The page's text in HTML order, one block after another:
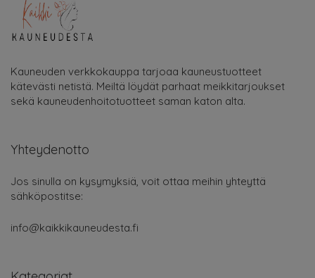
Kauneuden verkkokauppa tarjoaa kauneustuotteet
kätevästi netistä. Meiltä löydät parhaat meikkitarjoukset
sekä kauneudenhoitotuotteet saman katon alta.
Yhteydenotto
Jos sinulla on kysymyksiä, voit ottaa meihin yhteyttä
sähköpostitse:
info@kaikkikauneudesta.fi